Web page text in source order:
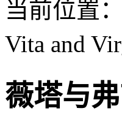
当前位置：
Vita and
薇塔与